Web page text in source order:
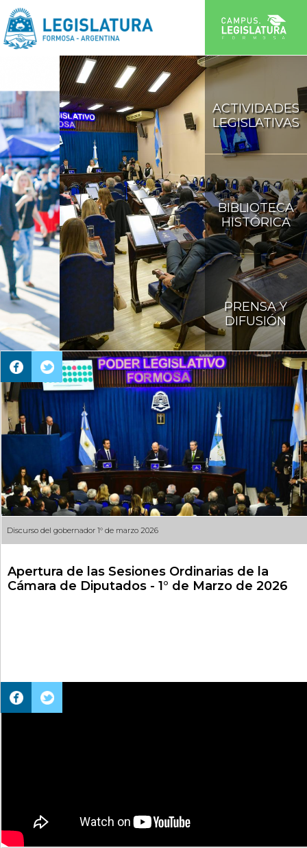
ACTIVIDADES
LEGISLATIVAS
BIBLIOTECA
HISTÓRICA
PRENSA Y
DIFUSIÓN
Discurso del gobernador 1° de marzo 2026
Apertura de las Sesiones Ordinarias de la
Cámara de Diputados - 1° de Marzo de 2026